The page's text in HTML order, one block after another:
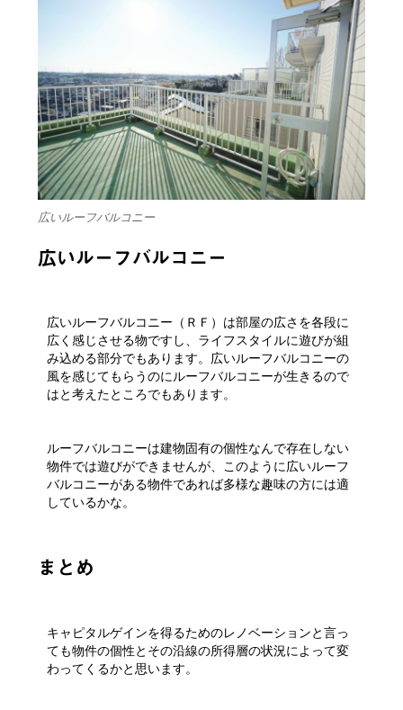
広いルーフバルコニー
広いルーフバルコニー
広いルーフバルコニー（ＲＦ）は部屋の広さを各段に
広く感じさせる物ですし、ライフスタイルに遊びが組
み込める部分でもあります。広いルーフバルコニーの
風を感じてもらうのにルーフバルコニーが生きるので
はと考えたところでもあります。
ルーフバルコニーは建物固有の個性なんで存在しない
物件では遊びができませんが、このように広いルーフ
バルコニーがある物件であれば多様な趣味の方には適
しているかな。
まとめ
キャピタルゲインを得るためのレノベーションと言っ
ても物件の個性とその沿線の所得層の状況によって変
わってくるかと思います。